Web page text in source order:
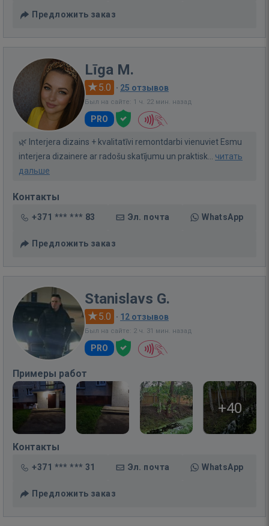
Предложить заказ
Līga M.
5.0 · 25 отзывов
Был на сайте: 1 ч. 22 мин. назад
PRO
🌿 Interjera dizains + kvalitatīvi remontdarbi vienuviet Esmu
interjera dizainere ar radošu skatījumu un praktisk... читать
дальше
Контакты
+371 *** *** 83 Эл. почта WhatsApp
Предложить заказ
Stanislavs G.
5.0 · 12 отзывов
Был на сайте: 2 ч. 31 мин. назад
PRO
Примеры работ
+40
Контакты
+371 *** *** 31 Эл. почта WhatsApp
Предложить заказ